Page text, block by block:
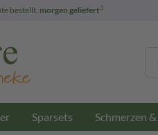
bestellt, morgen geliefert3
Sparsets Schmerzen